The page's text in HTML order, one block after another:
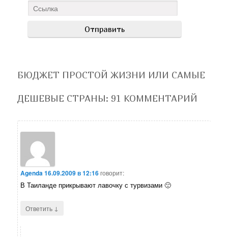
БЮДЖЕТ ПРОСТОЙ ЖИЗНИ ИЛИ САМЫЕ
ДЕШЕВЫЕ СТРАНЫ: 91 КОММЕНТАРИЙ
Agenda16.09.2009 в 12:16говорит:
В Таиланде прикрывают лавочку с турвизами 🙁
Ответить ↓